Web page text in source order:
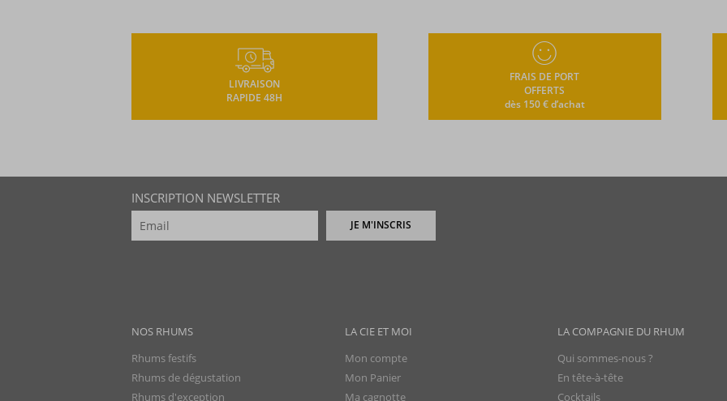
LIVRAISON
RAPIDE 48H
FRAIS DE PORT
OFFERTS
dès 150 € d’achat
INSCRIPTION NEWSLETTER
JE M'INSCRIS
NOS RHUMS
Rhums festifs
Rhums de dégustation
Rhums d'exception
LA COMPAGNIE DU RHUM
Qui sommes-nous ?
En tête-à-tête
Cocktails
LA CIE ET MOI
Mon compte
Mon Panier
Ma cagnotte